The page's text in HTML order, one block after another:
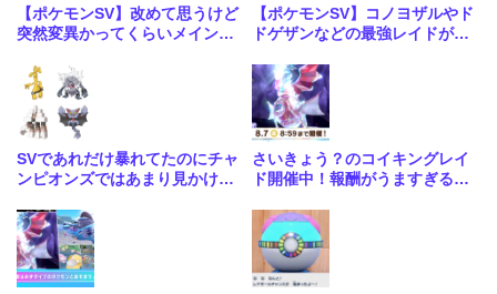
【ポケモンSV】改めて思うけど
突然変異かってくらいメインス
【ポケモンSV】コノヨザルやド
ドゲザンなどの最強レイドが4
生も
SVであれだけ暴れてたのにチャ
ンピオンズではあまり見かけな
さいきょう？のコイキングレイ
ド開催中！報酬がうますぎる神